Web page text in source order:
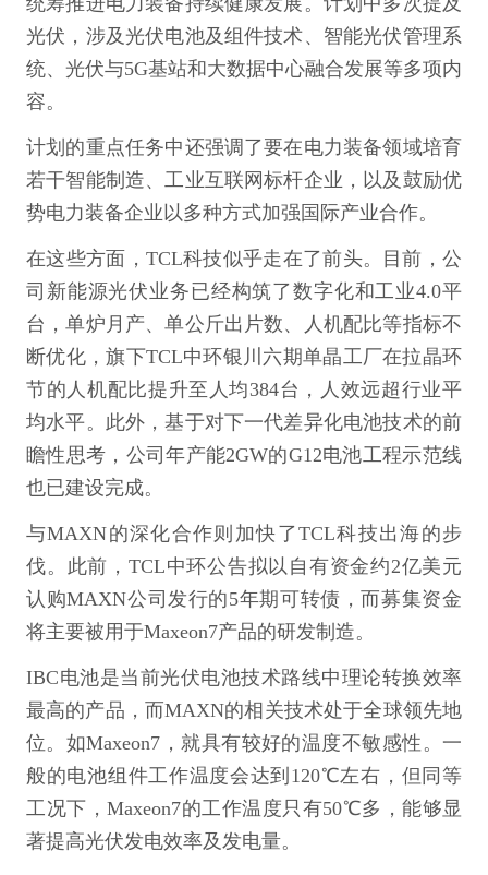
光伏，涉及光伏电池及组件技术、智能光伏管理系
统、光伏与5G基站和大数据中心融合发展等多项内
容。
计划的重点任务中还强调了要在电力装备领域培育
若干智能制造、工业互联网标杆企业，以及鼓励优
势电力装备企业以多种方式加强国际产业合作。
在这些方面，TCL科技似乎走在了前头。目前，公
司新能源光伏业务已经构筑了数字化和工业4.0平
台，单炉月产、单公斤出片数、人机配比等指标不
断优化，旗下TCL中环银川六期单晶工厂在拉晶环
节的人机配比提升至人均384台，人效远超行业平
均水平。此外，基于对下一代差异化电池技术的前
瞻性思考，公司年产能2GW的G12电池工程示范线
也已建设完成。
与MAXN的深化合作则加快了TCL科技出海的步
伐。此前，TCL中环公告拟以自有资金约2亿美元
认购MAXN公司发行的5年期可转债，而募集资金
将主要被用于Maxeon7产品的研发制造。
IBC电池是当前光伏电池技术路线中理论转换效率
最高的产品，而MAXN的相关技术处于全球领先地
位。如Maxeon7，就具有较好的温度不敏感性。一
般的电池组件工作温度会达到120℃左右，但同等
工况下，Maxeon7的工作温度只有50℃多，能够显
著提高光伏发电效率及发电量。